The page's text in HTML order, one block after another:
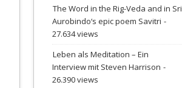
The Word in the Rig-Veda and in Sri
Aurobindo‘s epic poem Savitri -
27.634 views
Leben als Meditation – Ein
Interview mit Steven Harrison -
26.390 views